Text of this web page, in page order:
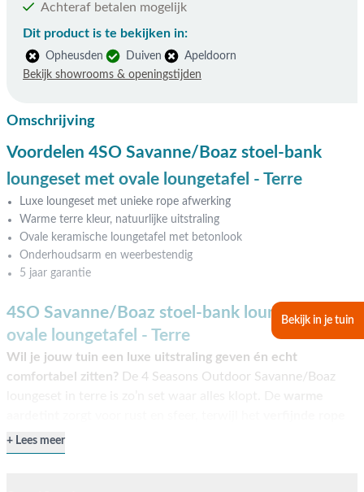
Bekijk in je tuin
Achteraf betalen mogelijk
Dit product is te bekijken in:
Opheusden Duiven
Apeldoorn
Bekijk showrooms & openingstijden
Omschrijving
Voordelen 4SO Savanne/Boaz stoel-bank
loungeset met ovale loungetafel - Terre
Luxe loungeset met unieke rope afwerking
Warme terre kleur, natuurlijke uitstraling
Ovale keramische loungetafel met betonlook
Onderhoudsarm en weerbestendig
5 jaar garantie
4SO Savanne/Boaz stoel-bank loungeset met
ovale loungetafel - Terre
Wil je jouw tuin een luxe uitstraling geven én echt
comfortabel zitten? De 4 Seasons Outdoor Savanne/Boaz
vlechtwerk een chique en moderne uitstraling
ruime 3-zits bank en de twee loungestoelen zitten heerlijk en
Lees meer